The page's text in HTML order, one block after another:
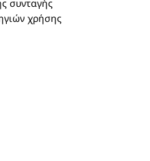
συνταγής
χρήσης